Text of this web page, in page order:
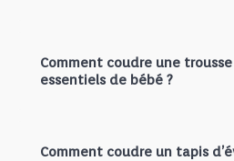
Comment coudre une
essentiels de bébé ?
Comment coudre un tapis